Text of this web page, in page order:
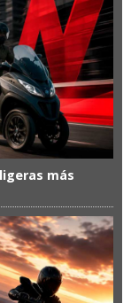
más